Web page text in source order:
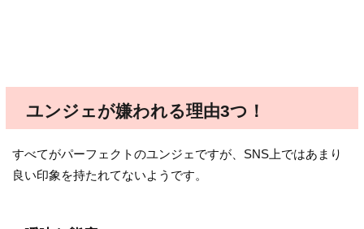
ユンジェが嫌われる理由3つ！
すべてがパーフェクトのユンジェですが、SNS上ではあまり
良い印象を持たれてないようです。